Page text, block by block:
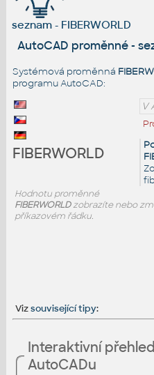
seznam - FIBERWORLD
AutoCAD proměnné -
Systémová proměnná
programu AutoCAD:
V
FIBERWORLD
Hodnotu proměnné
FIBERWORLDzobrazíte nebo
příkazovém řádku.
Vizsouvisející tipy:
Interaktivní
AutoCADu